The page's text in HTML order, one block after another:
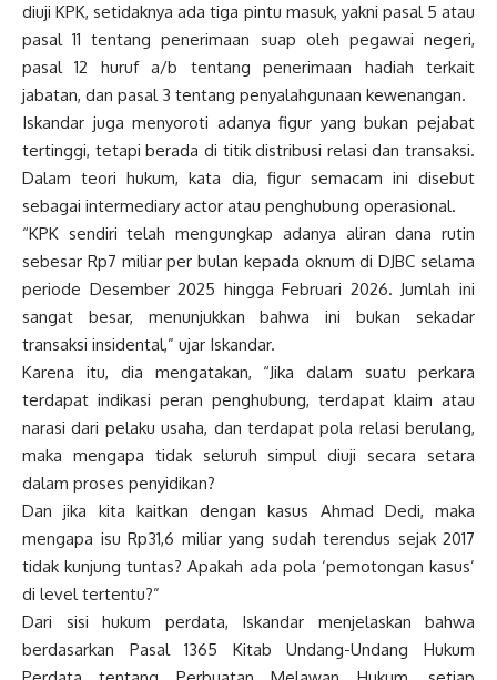
diuji KPK, setidaknya ada tiga pintu masuk, yakni pasal 5 atau
pasal 11 tentang penerimaan suap oleh pegawai negeri,
pasal 12 huruf a/b tentang penerimaan hadiah terkait
jabatan, dan pasal 3 tentang penyalahgunaan kewenangan.
Iskandar juga menyoroti adanya figur yang bukan pejabat
tertinggi, tetapi berada di titik distribusi relasi dan transaksi.
Dalam teori hukum, kata dia, figur semacam ini disebut
sebagai intermediary actor atau penghubung operasional.
“KPK sendiri telah mengungkap adanya aliran dana rutin
sebesar Rp7 miliar per bulan kepada oknum di DJBC selama
periode Desember 2025 hingga Februari 2026. Jumlah ini
sangat besar, menunjukkan bahwa ini bukan sekadar
transaksi insidental,” ujar Iskandar.
Karena itu, dia mengatakan, “Jika dalam suatu perkara
terdapat indikasi peran penghubung, terdapat klaim atau
narasi dari pelaku usaha, dan terdapat pola relasi berulang,
maka mengapa tidak seluruh simpul diuji secara setara
dalam proses penyidikan?
Dan jika kita kaitkan dengan kasus Ahmad Dedi, maka
mengapa isu Rp31,6 miliar yang sudah terendus sejak 2017
tidak kunjung tuntas? Apakah ada pola ‘pemotongan kasus’
di level tertentu?”
Dari sisi hukum perdata, Iskandar menjelaskan bahwa
berdasarkan Pasal 1365 Kitab Undang-Undang Hukum